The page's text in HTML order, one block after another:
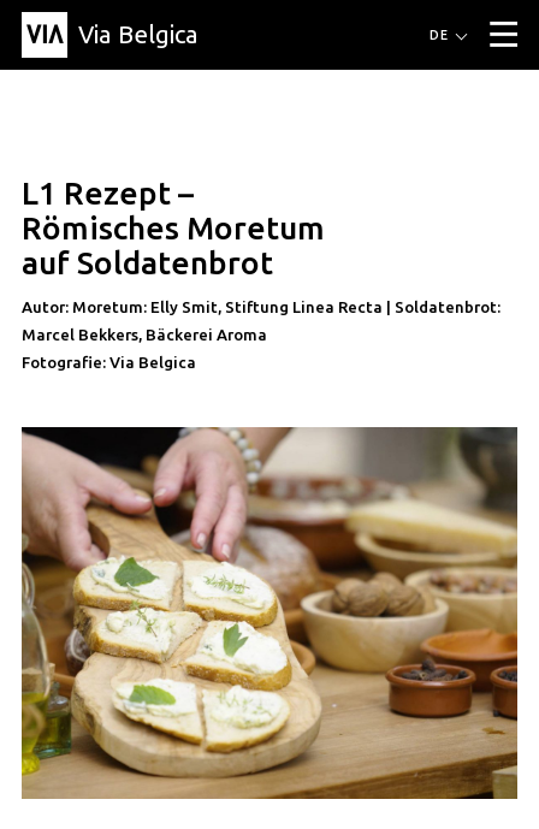
Via Belgica ▼
Über Via Belgica
Über Via Belgica
Forschung
Ausbildung
Freunde
Der Reiseführer
Organisation
Kontakt
Presse
Gemeinden
DE
rezept
L1 Rezept –
Römisches Moretum
auf Soldatenbrot
Autor: Moretum: Elly Smit, Stiftung Linea Recta | Soldatenbrot:
Marcel Bekkers, Bäckerei Aroma
Fotografie: Via Belgica